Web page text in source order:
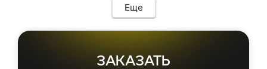
Еще
ЗАКАЗАТЬ